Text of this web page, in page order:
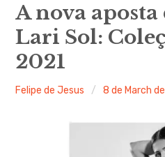
Informação
A nova
Lari Sol:
2021
Felipe de Jesus 8 de March